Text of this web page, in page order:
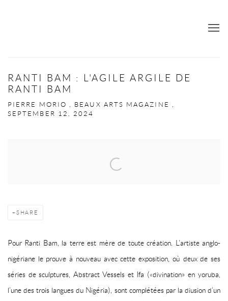
RANTI BAM : L'AGILE ARGILE DE
RANTI BAM
PIERRE MORIO , BEAUX ARTS MAGAZINE ,
SEPTEMBER 12, 2024
SHARE
Pour Ranti Bam, la terre est mère de toute création. L’artiste anglo-
nigériane le prouve à nouveau aveccette exposition, où deux de ses
séries de sculptures, Abstract Vessels et Ifa («divination» en yoruba,
l’une des trois langues du Nigéria), sont complétées par la diusion d’un